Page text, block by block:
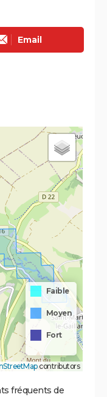
Email
Faible
Moyen
Fort
contributors
fréquents de